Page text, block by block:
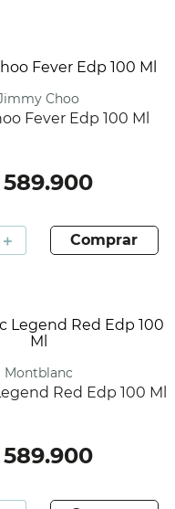
Jimmy Choo
Fever Edp 100 Ml
589.900
＋ comprar
Montblanc
Red Edp 100 Ml
589.900